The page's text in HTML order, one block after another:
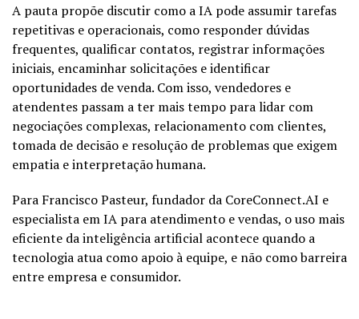
A pauta propõe discutir como a IA pode assumir tarefas
repetitivas e operacionais, como responder dúvidas
frequentes, qualificar contatos, registrar informações
iniciais, encaminhar solicitações e identificar
oportunidades de venda. Com isso, vendedores e
atendentes passam a ter mais tempo para lidar com
negociações complexas, relacionamento com clientes,
tomada de decisão e resolução de problemas que exigem
empatia e interpretação humana.
Para Francisco Pasteur, fundador da CoreConnect.AI e
especialista em IA para atendimento e vendas, o uso mais
eficiente da inteligência artificial acontece quando a
tecnologia atua como apoio à equipe, e não como barreira
entre empresa e consumidor.